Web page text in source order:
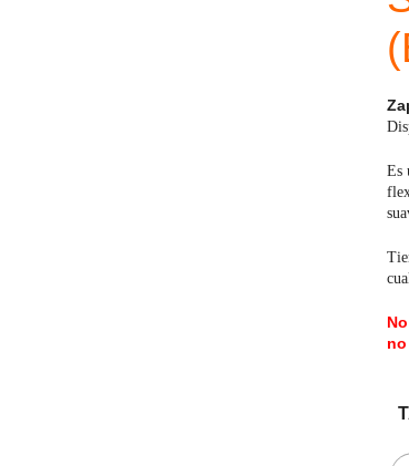
JOMA
Knitido
Es